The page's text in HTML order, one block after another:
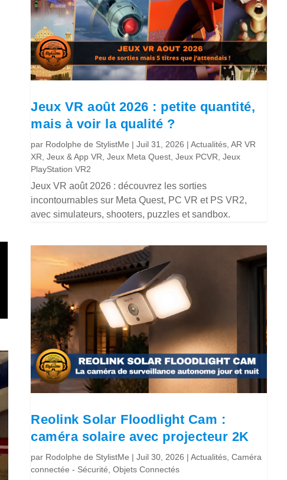
Jeux VR août 2026 : petite quantité,
mais à voir la qualité ?
par Rodolphe de StylistMe |Juil 31, 2026 |Actualités ,AR VR
XR ,Jeux & App VR ,Jeux Meta Quest ,Jeux PCVR ,Jeux
PlayStation VR2
Jeux VR août 2026 : découvrez les sorties
incontournables sur Meta Quest, PC VR et PS VR2,
avec simulateurs, shooters, puzzles et sandbox.
Reolink Solar Floodlight Cam :
caméra solaire avec projecteur 2K
par Rodolphe de StylistMe |Juil 30, 2026 |Actualités ,Caméra
connectée - Sécurité ,Objets Connectés